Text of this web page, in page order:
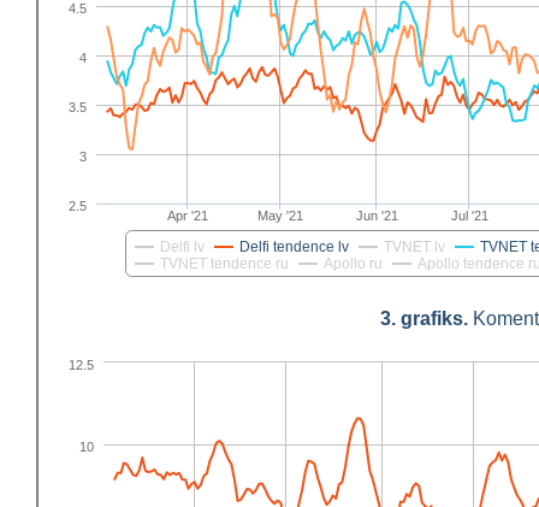
Delfi lv Delfi tendence lv TVNET lv
TVNET
TVNET tendence ru
Apollo ru Apollo tendence
Apr '21 May '21 Jun '21 Jul '21
2.5
3
3.5
4
4.5
3. grafiks.
10
12.5